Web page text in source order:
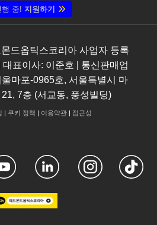
중! 지원하기
드옵틱스코리아 사업자 등록
표이사: 이준호 | 통신판매업
마포-0965호, 서울특별시 마
7층 (서교동, 풍성빌딩)
쿠키 정책 이용약관| 접근성